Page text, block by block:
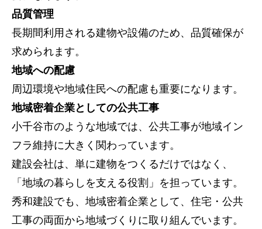
トップページ
建設
住宅
注文住宅
リフォーム
不動産
環境事業
コワーキングスペース
品質管理
長期間利用される建物や設備のため、品質確保が
求められます。
地域への配慮
周辺環境や地域住民への配慮も重要になります。
地域密着企業としての公共工事
小千谷市のような地域では、公共工事が地域イン
フラ維持に大きく関わっています。
建設会社は、単に建物をつくるだけではなく、
「地域の暮らしを支える役割」を担っています。
秀和建設でも、地域密着企業として、住宅・公共
工事の両面から地域づくりに取り組んでいます。